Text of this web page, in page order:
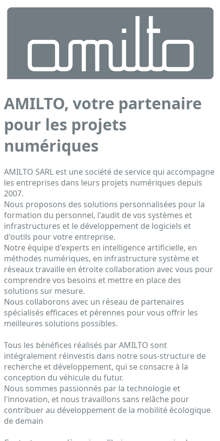
AMILTO, votre partenaire
pour les projets
numériques
AMILTO SARL est une société de service qui accompagne
les entreprises dans leurs projets numériques depuis
2007.
Nous proposons des solutions personnalisées pour la
formation du personnel, l'audit de vos systèmes et
infrastructures et le développement de logiciels et
d'outils pour votre entreprise.
Notre équipe d'experts en intelligence artificielle, en
méthodes numériques, en infrastructure système et
réseaux travaille en étroite collaboration avec vous pour
comprendre vos besoins et mettre en place des
solutions sur mesure.
Nous collaborons avec un réseau de partenaires
spécialisés efficaces et pérennes pour vous offrir les
meilleures solutions possibles.
Tous les bénéfices réalisés par AMILTO sont
intégralement réinvestis dans notre sous-structure de
recherche et développement, qui se consacre à la
conception du véhicule du futur.
Nous sommes passionnés par la technologie et
l'innovation, et nous travaillons sans relâche pour
contribuer au développement de la mobilité écologique
de demain